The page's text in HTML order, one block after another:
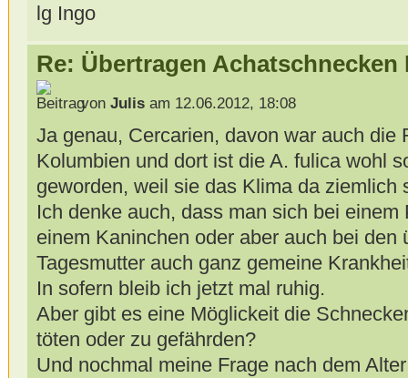
lg Ingo
Re: Übertragen
von Julisam 12.06.2012, 18:08
Ja genau, Cercarien, davon war auch die
Kolumbien und dort ist die A. fulica wohl
geworden, weil sie das Klima da ziemlich
Ich denke auch, dass man sich bei
einem Kaninchen oder aber auch bei den
Tagesmutter auch ganz gemeine
In sofern bleib ich jetzt mal ruhig.
Aber gibt es eine Möglickeit die
töten oder zu gefährden?
Und nochmal meine Frage nach dem